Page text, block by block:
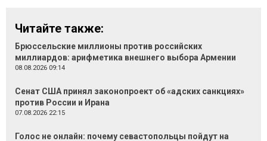
Читайте также:
Брюссельские миллионы против российских
миллиардов: арифметика внешнего выбора Армении
08.08.2026 09:14
Сенат США принял законопроект об «адских санкциях»
против России и Ирана
07.08.2026 22:15
Голос не онлайн: почему севастопольцы пойдут на